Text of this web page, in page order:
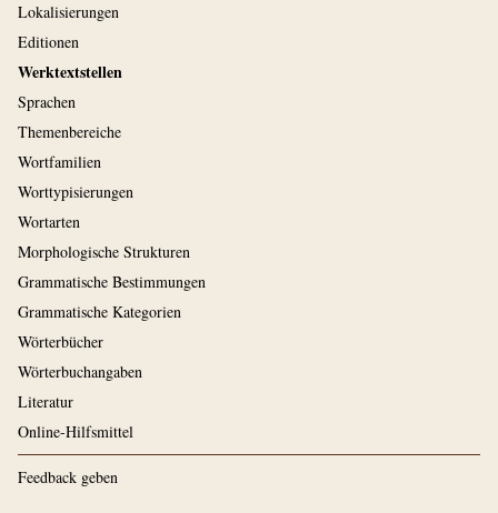
Lokalisierungen
Editionen
Werktextstellen
Sprachen
Themenbereiche
Wortfamilien
Worttypisierungen
Wortarten
Morphologische Strukturen
Grammatische Bestimmungen
Grammatische Kategorien
Wörterbücher
Wörterbuchangaben
Literatur
Online-Hilfsmittel
Feedback geben